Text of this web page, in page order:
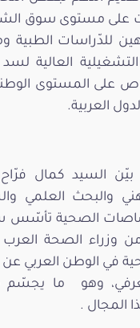
على مستوى سوق
للدّراسات الطبية
العالية
على المستوى
العربية.
السيد كمال فرّاح
والبحث العلمي
وزراء الصحة
في الوطن العربي
وهو ما يجسّم
المجال .